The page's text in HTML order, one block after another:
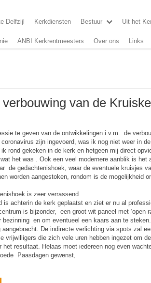
Delfzijl Kerkdiensten Bestuur Uit het
ANBI Kerkrentmeesters Over ons Links
van de
te geven van de ontwikkelingen i.v.m. de
zijn ingevoerd, was ik nog niet weer in
rond gekeken in de kerk en hetgeen mij direct
het was . Ook een veel modernere aanblik is het
de gedachtenishoek, waar de eventuele kruisjes
worden aangestoken, rondom is de mogelijkheid
is zeer verrassend.
is achterin de kerk geplaatst en ziet er nu al
is bijzonder, een groot wit paneel met ‘open
en om eventueel een kaars aan te
De indirecte verlichting via spots zal
vrijwilligers die zich vele uren hebben ingezet om
het resultaat. Helaas moet iedereen nog even
Paasdagen gewenst,